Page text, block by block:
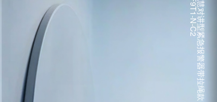
4GCAT1智慧对讲型紧急报警器带拉绳款